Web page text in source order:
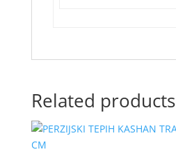
Related products